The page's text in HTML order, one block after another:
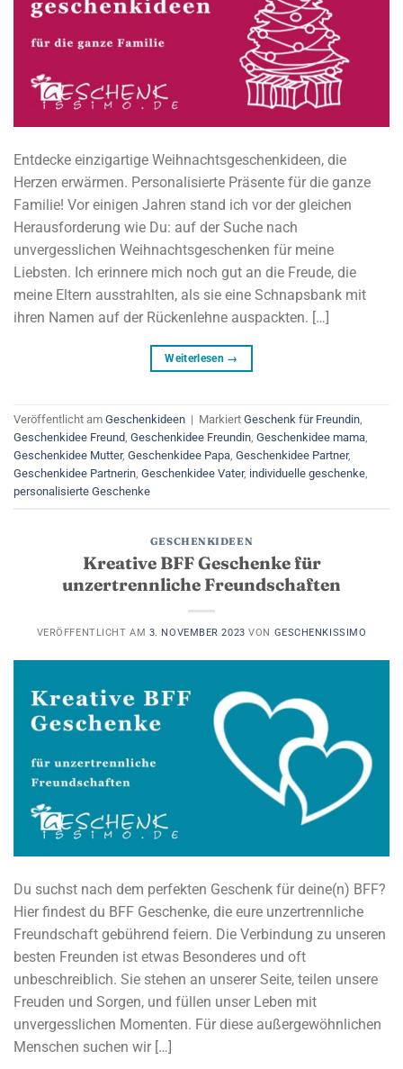
Entdecke einzigartige Weihnachtsgeschenkideen, die
Herzen erwärmen. Personalisierte Präsente für die ganze
Familie! Vor einigen Jahren stand ich vor der gleichen
Herausforderung wie Du: auf der Suche nach
unvergesslichen Weihnachtsgeschenken für meine
Liebsten. Ich erinnere mich noch gut an die Freude, die
meine Eltern ausstrahlten, als sie eine Schnapsbank mit
ihren Namen auf der Rückenlehne auspackten. […]
Weiterlesen →
Veröffentlicht am Geschenkideen | Markiert Geschenk für Freundin,
Geschenkidee Freund, Geschenkidee Freundin, Geschenkidee mama,
Geschenkidee Mutter, Geschenkidee Papa, Geschenkidee Partner,
Geschenkidee Partnerin, Geschenkidee Vater, individuelle geschenke,
personalisierte Geschenke
GESCHENKIDEEN
Kreative BFF Geschenke für
unzertrennliche Freundschaften
VERÖFFENTLICHT AM 3. NOVEMBER 2023 VON GESCHENKISSIMO
Du suchst nach dem perfekten Geschenk für deine(n) BFF?
Hier findest du BFF Geschenke, die eure unzertrennliche
Freundschaft gebührend feiern. Die Verbindung zu unseren
besten Freunden ist etwas Besonderes und oft
unbeschreiblich. Sie stehen an unserer Seite, teilen unsere
Freuden und Sorgen, und füllen unser Leben mit
unvergesslichen Momenten. Für diese außergewöhnlichen
Menschen suchen wir […]